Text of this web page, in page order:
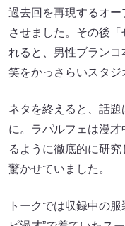
過去回を再現するオー
させました。その後
れると、男性ブラン
笑をかっさらいスタジ
ネタを終えると、話題
に。ラパルフェは漫
るように徹底的に研
驚かせていました。
トークでは収録中の